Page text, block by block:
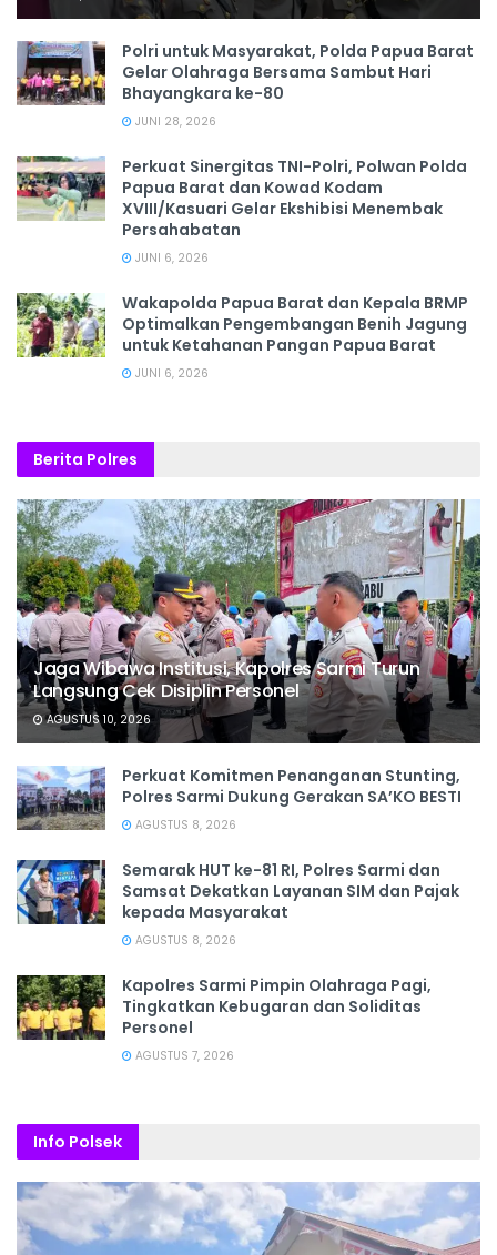
Polri untuk Masyarakat, Polda Papua Barat
Gelar Olahraga Bersama Sambut Hari
Bhayangkara ke-80
JUNI 28, 2026
‎Perkuat Sinergitas TNI-Polri, Polwan Polda
Papua Barat dan Kowad Kodam
XVIII/Kasuari Gelar Ekshibisi Menembak
Persahabatan
JUNI 6, 2026
Wakapolda Papua Barat dan Kepala BRMP
Optimalkan Pengembangan Benih Jagung
untuk Ketahanan Pangan Papua Barat
JUNI 6, 2026
Berita Polres
Jaga Wibawa Institusi, Kapolres Sarmi Turun
Langsung Cek Disiplin Personel
AGUSTUS 10, 2026
Perkuat Komitmen Penanganan Stunting,
Polres Sarmi Dukung Gerakan SA’KO BESTI
AGUSTUS 8, 2026
Semarak HUT ke-81 RI, Polres Sarmi dan
Samsat Dekatkan Layanan SIM dan Pajak
kepada Masyarakat
AGUSTUS 8, 2026
Kapolres Sarmi Pimpin Olahraga Pagi,
Tingkatkan Kebugaran dan Soliditas
Personel
AGUSTUS 7, 2026
Info Polsek